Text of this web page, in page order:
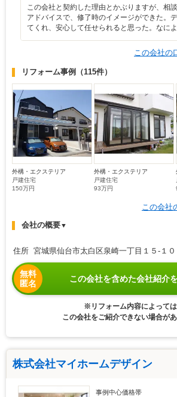
この会社と契約した理由とかぶりますが、相
アドバイスで、修了時のイメージができた。
てくれ、安心して任せられると思った。なに
この会社の
リフォーム事例 （115件）
外構・エクステリア
戸建住宅
150万円
外構・エクステリア
戸建住宅
93万円
この会社
会社の概要▼
住所 宮城県仙台市太白区泉崎一丁目１５-１０
無料
匿名
この会社を含めた会社紹介
※リフォーム内容によっては
この会社をご紹介できない場合があ
株式会社マイホームデザイン
事例中心価格帯